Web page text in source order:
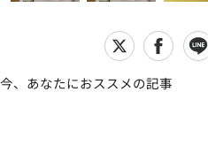
今、あなたにおススメの記事